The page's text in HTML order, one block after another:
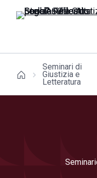
Seminari di
Giustizia e
Letteratura